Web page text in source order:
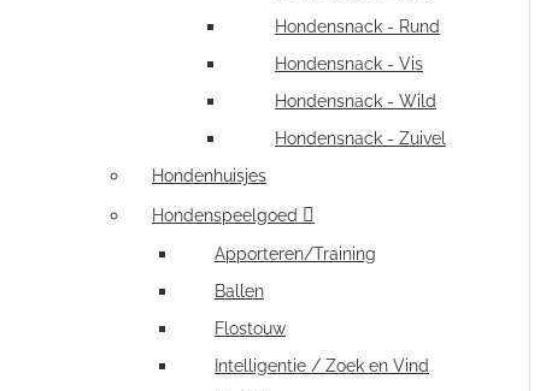
Hondensnack - Rund
Hondensnack - Vis
Hondensnack - Wild
Hondensnack - Zuivel
Hondenhuisjes
Hondenspeelgoed
Apporteren/Training
Ballen
Flostouw
Intelligentie / Zoek en Vind